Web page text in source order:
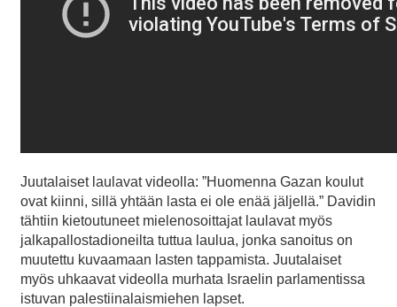
Juutalaiset laulavat videolla: ”Huomenna Gazan koulut
ovat kiinni, sillä yhtään lasta ei ole enää jäljellä.” Davidin
tähtiin kietoutuneet mielenosoittajat laulavat myös
jalkapallostadioneilta tuttua laulua, jonka sanoitus on
muutettu kuvaamaan lasten tappamista. Juutalaiset
myös uhkaavat videolla murhata Israelin parlamentissa
istuvan palestiinalaismiehen lapset.